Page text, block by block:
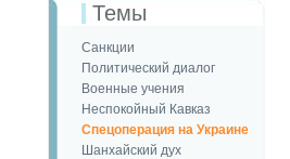
Темы
Санкции
Политический диалог
Военные учения
Неспокойный Кавказ
Спецоперация на Украине
Шанхайский дух